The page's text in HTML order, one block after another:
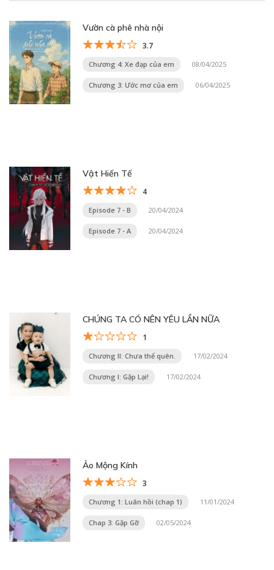
Vườn cà phê nhà nội
3.7
Chương 4: Xe đạp của em 08/04/2025
Chương 3: Ước mơ của em 06/04/2025
Vật Hiến Tế
4
Episode 7 - B 20/04/2024
Episode 7 - A 20/04/2024
CHÚNG TA CÓ NÊN YÊU LẦN NỮA
1
Chương II: Chưa thể quên. 17/02/2024
Chương I: Gặp Lại! 17/02/2024
Ảo Mộng Kính
3
Chương 1: Luân hồi (chap 1) 11/01/2024
Chap 3: Gặp Gỡ 02/05/2024